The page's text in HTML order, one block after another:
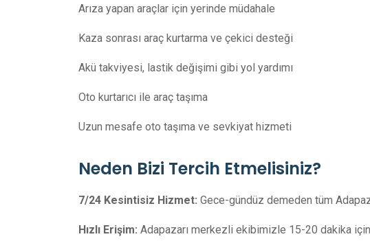
Arıza yapan araçlar için yerinde müdahale
Kaza sonrası araç kurtarma ve çekici desteği
Akü takviyesi, lastik değişimi gibi yol yardımı
Oto kurtarıcı ile araç taşıma
Uzun mesafe oto taşıma ve sevkiyat hizmeti
Neden Bizi Tercih Etmelisiniz?
7/24 Kesintisiz Hizmet: Gece-gündüz demeden tüm
Hızlı Erişim: Adapazarı merkezli ekibimizle 15-20 dakika